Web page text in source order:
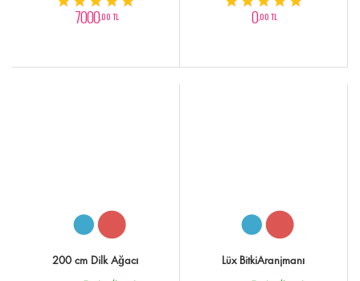
7000,00 TL 0,00 TL
200 cm Dilk Ağacı Lüx BitkiAranjmanı